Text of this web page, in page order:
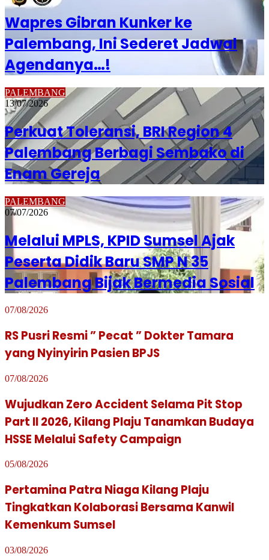
Wapres Gibran Kunker ke
Palembang, Ini Sederet Jadwal
Agendanya…!
PALEMBANG
13/07/2026
Perkuat Toleransi, BRI Region 4
Palembang Berbagi Sembako di
Enam Gereja
PALEMBANG
07/07/2026
Melalui MPLS, KPID Sumsel Ajak
Peserta Didik Baru SMP N 35
Palembang Bijak Bermedia Sosial
07/08/2026
RS Pusri Resmi ” Pecat ” Dokter Tamara
yang Nyinyirin Pasien BPJS
07/08/2026
Wujudkan Zero Accident Selama Pit Stop
Part II 2026, Kilang Plaju Tanamkan Budaya
HSSE Melalui Safety Campaign
05/08/2026
Pertamina Patra Niaga Kilang Plaju
Tingkatkan Kolaborasi Bersama Kanwil
Kemenkum Sumsel
03/08/2026